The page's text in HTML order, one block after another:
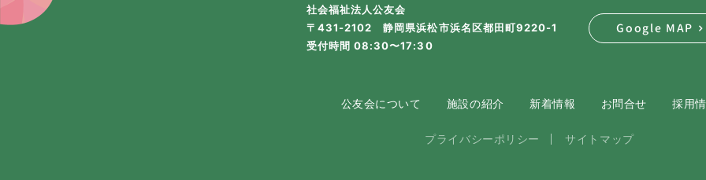
社会福祉法人公友会
〒431-2102 静岡県浜松市浜名区都田町9220-1
受付時間 08:30〜17:30
Google MAP
公友会について 施設の紹介 新着情報 お問合せ 採用
プライバシーポリシー サイトマップ